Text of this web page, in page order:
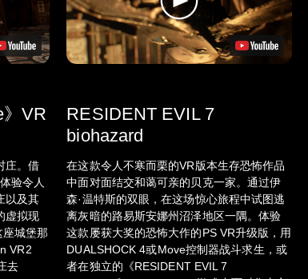
VR
庄。借
验令人
以及其
虚拟现
城堡那
VR2
去
RESIDENT EVIL 7
biohazard
在这款令人不寒而栗的VR版本生存恐怖作品
中面对面结交和蔼可亲的贝克一家。通过伊
森·温特斯的双眼，在这场惊心旅程中试图逃
离灰暗的路易斯安娜州沼泽地区一隅。体验
这款屡获大奖的恐怖大作的PS VR升级版，用
DUALSHOCK 4或Move控制器战斗求生，或
者在独立的《RESIDENT EVIL 7